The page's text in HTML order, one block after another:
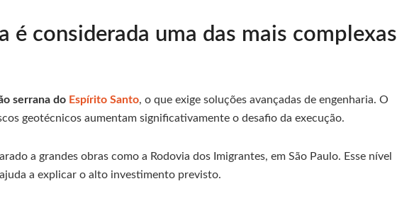
é considerada uma das mais complexas
serrana do Espírito Santo, o que exige soluções avançadas de engenharia. O
geotécnicos aumentam significativamente o desafio da execução.
a grandes obras como a Rodovia dos Imigrantes, em São Paulo. Esse nível
a explicar o alto investimento previsto.